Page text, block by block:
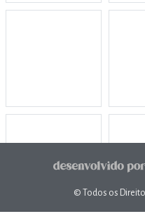
© Todos os